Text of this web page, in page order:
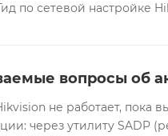
по сетевой настройке
вопросы об
не работает, пока
через утилиту SADP